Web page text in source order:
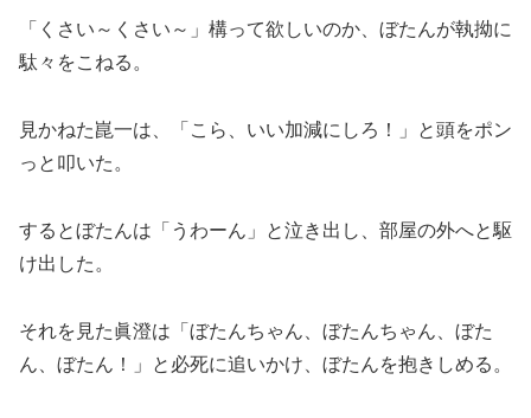
「くさい～くさい～」構って欲しいのか、ぼたんが執拗に
駄々をこねる。
見かねた崑一は、「こら、いい加減にしろ！」と頭をポン
っと叩いた。
するとぼたんは「うわーん」と泣き出し、部屋の外へと駆
け出した。
それを見た眞澄は「ぼたんちゃん、ぼたんちゃん、ぼた
ん、ぼたん！」と必死に追いかけ、ぼたんを抱きしめる。